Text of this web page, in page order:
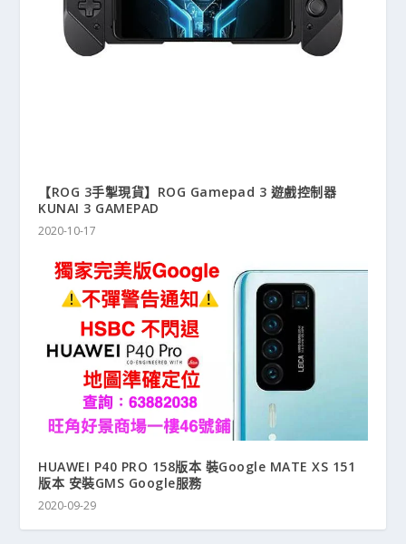
【ROG 3手掣現貨】ROG Gamepad 3 遊戲控制器
KUNAI 3 GAMEPAD
2020-10-17
HUAWEI P40 PRO 158版本 裝Google MATE XS 151
版本 安裝GMS Google服務
2020-09-29